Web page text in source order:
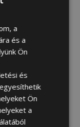
a
és a
Ön
és
Ön
a